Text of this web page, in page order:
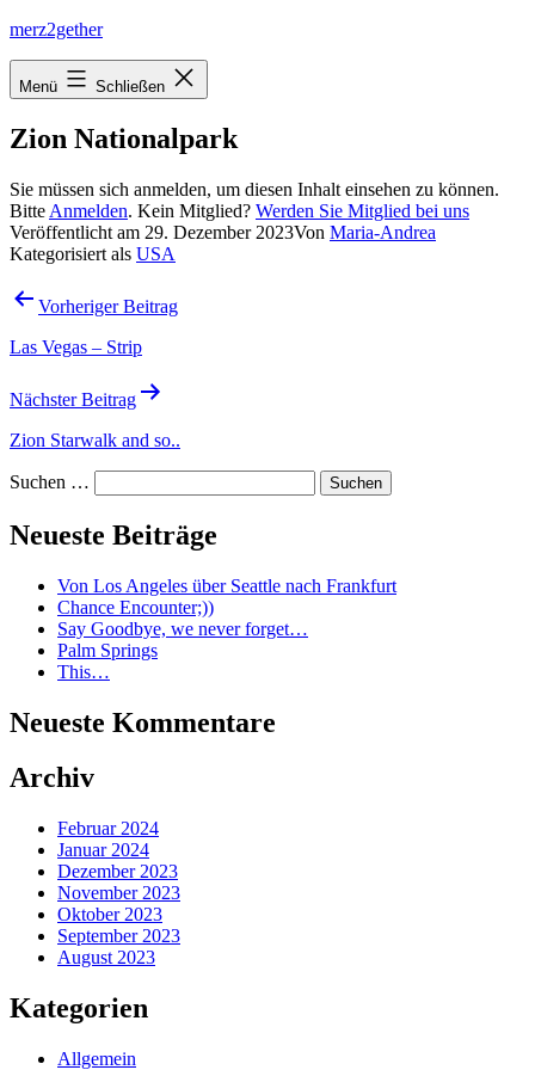
Zum
springen
merz2gether
Menü Schließen
Zion Nationalpark
Sie müssen sich anmelden, um diesen Inhalt einsehen zu können.
Bitte Anmelden. Kein Mitglied? Werden Sie Mitglied bei uns
Veröffentlicht am 29. Dezember 2023Von Maria-Andrea
Kategorisiert als USA
Beitragsnavigation
Vorheriger Beitrag
Las Vegas – Strip
Nächster Beitrag
Zion Starwalk and so..
Suchen …
Neueste Beiträge
Von Los Angeles über Seattle nach Frankfurt
Chance Encounter;))
Say Goodbye, we never forget…
Palm Springs
This…
Neueste Kommentare
Archiv
Februar 2024
Januar 2024
Dezember 2023
November 2023
Oktober 2023
September 2023
August 2023
Kategorien
Allgemein